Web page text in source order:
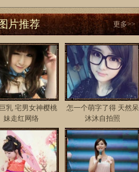
片推荐 更多>>
乳 宅男女神樱桃
妹走红网络
怎一个萌字了得 天然呆
沐沐自拍照